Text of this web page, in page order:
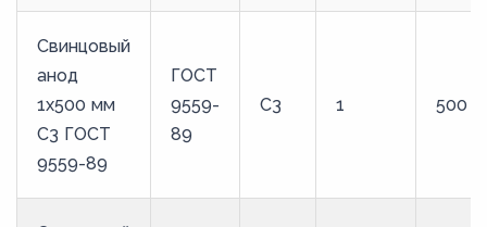
Свинцовый
анод
1x500 мм
С3 ГОСТ
9559-89
ГОСТ
9559-
89
С3 1 500